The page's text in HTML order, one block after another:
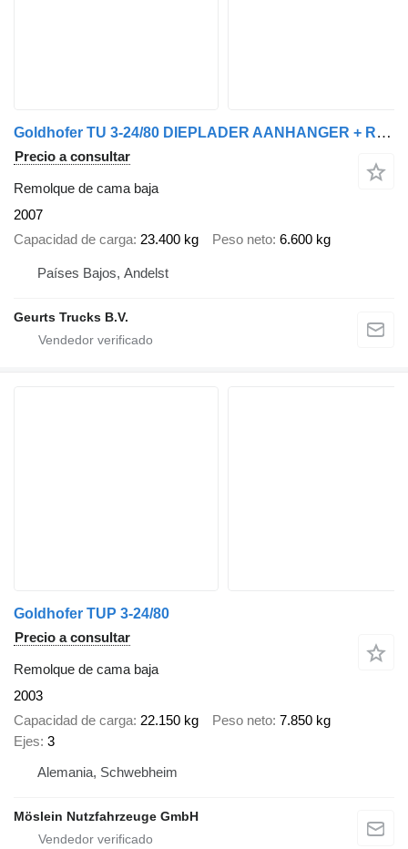
Goldhofer TU 3-24/80 DIEPLADER AANHANGER + RAMPEN
Precio a consultar
Remolque de cama baja
2007
Capacidad de carga 23.400 kg Peso neto 6.600 kg
Países Bajos, Andelst
Geurts Trucks B.V.
Goldhofer TUP 3-24/80
Precio a consultar
Remolque de cama baja
2003
Capacidad de carga 22.150 kg Peso neto 7.850 kg
Ejes 3
Alemania, Schwebheim
Möslein Nutzfahrzeuge GmbH